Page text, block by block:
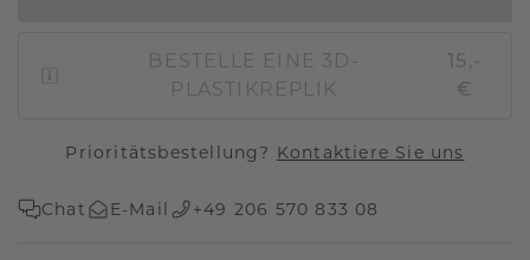
BESTELLE EINE 3D-
PLASTIKREPLIK
15,-
€
Prioritätsbestellung? Kontaktiere Sie uns
Chat E-Mail +49 206 570 833 08